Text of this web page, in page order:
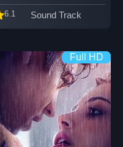
6.1 Sound Track
Full HD